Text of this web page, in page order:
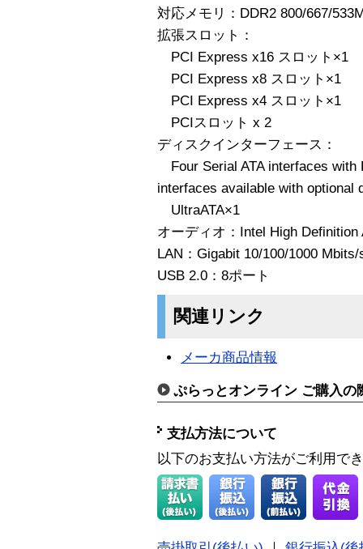
対応メモリ：DDR2 800/667/
拡張スロット：
PCI Express x16 スロット×1
PCI Express x8 スロット×1
PCI Express x4 スロット×1
PCIスロット x 2
ディスクインターフェース：
Four Serial ATA interfaces with
interfaces available with optional
UltraATA×1
オーディオ：Intel High Definition
LAN：Gigabit 10/100/1000
USB 2.0：8ポート
関連リンク
メーカ商品情報
ぷらっとオンライン ご購入の
支払方法について
以下のお支払い方法がご利用で